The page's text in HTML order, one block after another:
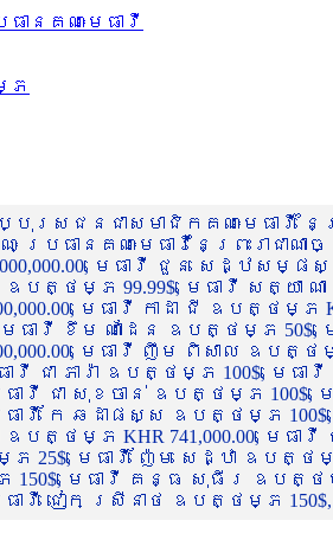
នគណៈមេធាវី
ភ
រសជនជាសមាជិកគណៈមេធាវី
ណៈ ប្រធានគណៈមេធាវីនៃព្រះរា
មេធាវី ជួន សេដ្ឋស
បត្ថម្ភ 99.99$, មេធាវី សត្យា ណ
មេធាវី កាដា ជី ឧបត្ថម្ភ
េធាវី ខឹម ណាដែន ឧបត្ថម្ភ 50$,
មេធាវី ញឹម ពិសាល ឧបត្ថ
វី ជា ភារ៉ា ឧបត្ថម្ភ 100$, មេ
ធាវី ជា សុខចាន់ ឧបត្ថម្ភ
ាវី កែ ឆដាផស្ស ឧបត្ថម្ភ
ឧបត្ថម្ភ KHR 741,000.00, មេ
មេធាវី ញ៉ែម សេដ្ឋា ឧបត្ថ
មេធាវី គន្ធ សុធីរ ឧបត្ថម្ភ
ធាវី ជៀក ស្រីនាថ ឧបត្ថម្ភ 150$,